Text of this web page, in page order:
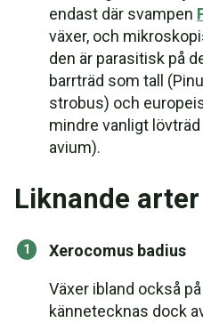
endast där svampen
växer, och
den är parasitisk på
barrträd som tall
strobus) och
mindre vanligt
avium).
Liknande arter
Xerocomus badius
Växer ibland också
kännetecknas dock